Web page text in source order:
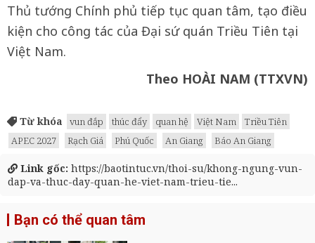
Thủ tướng Chính phủ tiếp tục quan tâm, tạo điều
kiện cho công tác của Đại sứ quán Triều Tiên tại
Việt Nam.
Theo HOÀI NAM (TTXVN)
Từ khóa vun đắp thúc đẩy quan hệ Việt Nam
Triều Tiên
APEC 2027
Rạch Giá Phú Quốc An Giang Báo An Giang
Link gốc: https://baotintuc.vn/thoi-su/khong-ngung-vun-
dap-va-thuc-day-quan-he-viet-nam-trieu-tie...
Bạn có thể quan tâm